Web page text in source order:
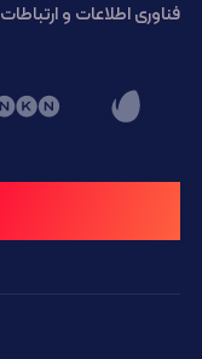
فناوری اطلاعات و ارتباطات